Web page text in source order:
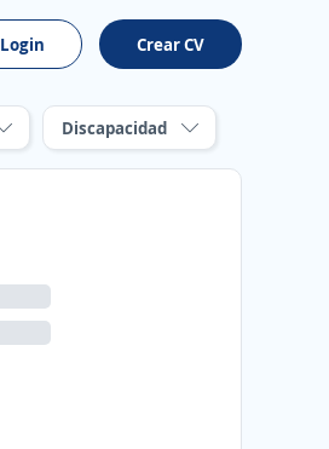
Login Crear CV
Discapacidad